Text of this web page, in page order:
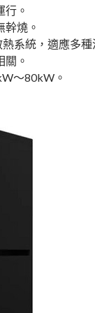
行。
幹燒。
系統，適應多種
關。
～80kW。